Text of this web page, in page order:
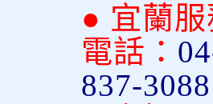
● 宜蘭服
電話：
837-3088